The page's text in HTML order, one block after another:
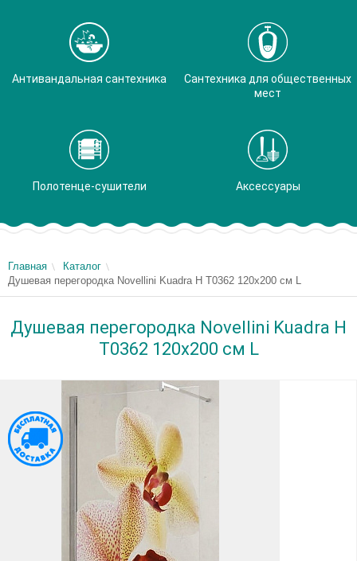
Антивандальная сантехника
Сантехника для общественных
мест
Полотенце-сушители Аксессуары
Главная
Каталог
Душевая перегородка Novellini Kuadra H T0362 120х200 см L
Душевая перегородка Novellini Kuadra H
T0362 120х200 см L